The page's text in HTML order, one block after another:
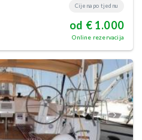
Cijena po tjednu
od € 1.000
Online rezervacija